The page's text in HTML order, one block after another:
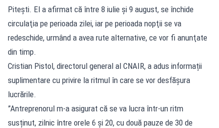
Piteşti. El a afirmat că între 8 iulie şi 9 august, se închide
circulaţia pe perioada zilei, iar pe perioada nopţii se va
redeschide, urmând a avea rute alternative, ce vor fi anunţate
din timp.
Cristian Pistol, directorul general al CNAIR, a adus informații
suplimentare cu privire la ritmul în care se vor desfășura
lucrările.
”Antreprenorul m-a asigurat că se va lucra într-un ritm
susținut, zilnic între orele 6 și 20, cu două pauze de 30 de